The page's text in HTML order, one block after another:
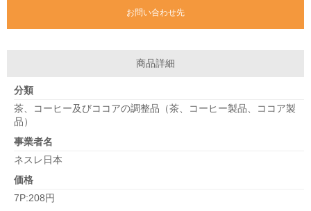
お問い合わせ先
商品詳細
分類
茶、コーヒー及びココアの調整品（茶、コーヒー製品、ココア製
品）
事業者名
ネスレ日本
価格
7P:208円